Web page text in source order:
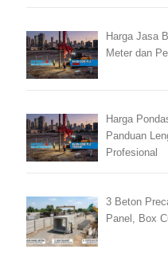
Harga Jasa
Meter dan
Harga
Panduan
Profesional
3 Beton
Panel, Box